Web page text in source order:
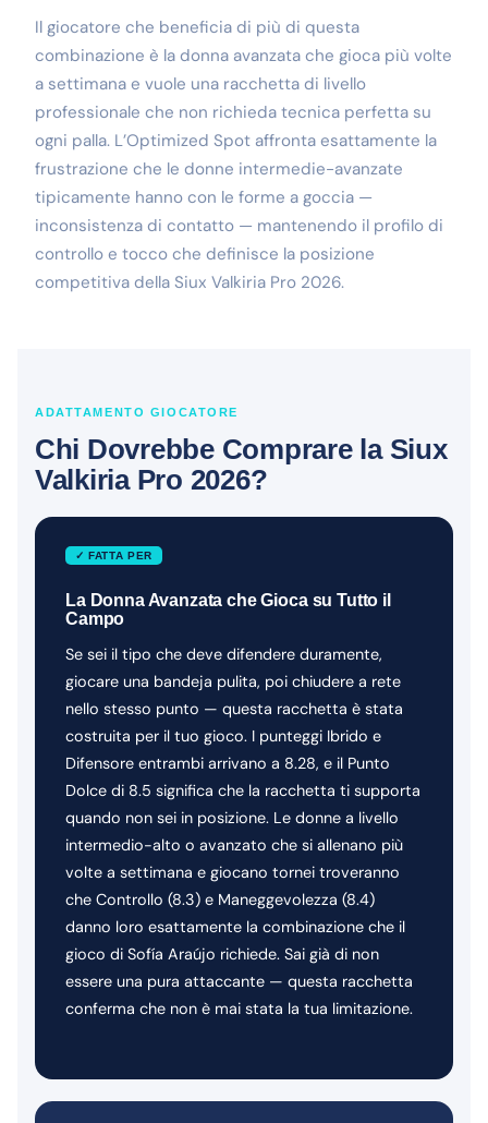
Il giocatore che beneficia di più di questa
combinazione è la donna avanzata che gioca più volte
a settimana e vuole una racchetta di livello
professionale che non richieda tecnica perfetta su
ogni palla. L’Optimized Spot affronta esattamente la
frustrazione che le donne intermedie-avanzate
tipicamente hanno con le forme a goccia —
inconsistenza di contatto — mantenendo il profilo di
controllo e tocco che definisce la posizione
competitiva della Siux Valkiria Pro 2026.
ADATTAMENTO GIOCATORE
Chi Dovrebbe Comprare la Siux
Valkiria Pro 2026?
✓ FATTA PER
La Donna Avanzata che Gioca su Tutto il
Campo
Se sei il tipo che deve difendere duramente,
giocare una bandeja pulita, poi chiudere a rete
nello stesso punto — questa racchetta è stata
costruita per il tuo gioco. I punteggi Ibrido e
Difensore entrambi arrivano a 8.28, e il Punto
Dolce di 8.5 significa che la racchetta ti supporta
quando non sei in posizione. Le donne a livello
intermedio-alto o avanzato che si allenano più
volte a settimana e giocano tornei troveranno
che Controllo (8.3) e Maneggevolezza (8.4)
danno loro esattamente la combinazione che il
gioco di Sofía Araújo richiede. Sai già di non
essere una pura attaccante — questa racchetta
conferma che non è mai stata la tua limitazione.